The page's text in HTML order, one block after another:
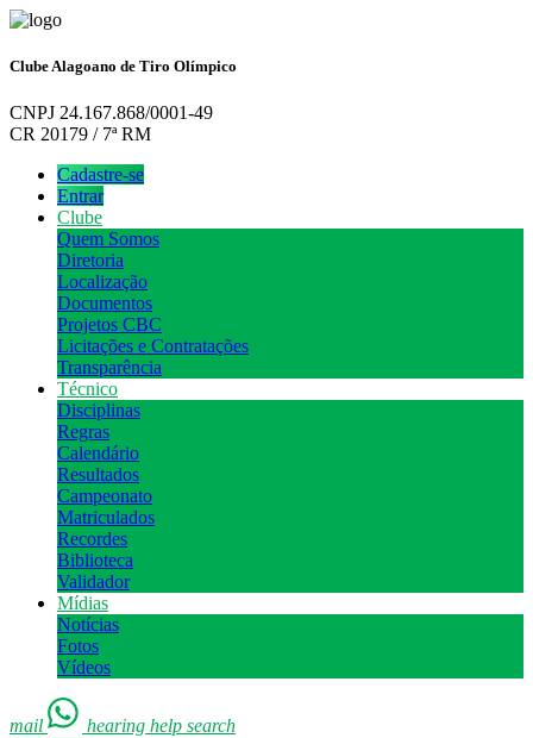
Clube Alagoano de Tiro Olímpico
CNPJ 24.167.868/0001-49
CR 20179 / 7ª RM
Cadastre-se
Entrar
Clube
Quem Somos
Diretoria
Localização
Documentos
Projetos CBC
Licitações e Contratações
Transparência
Técnico
Disciplinas
Regras
Calendário
Resultados
Campeonato
Matriculados
Recordes
Biblioteca
Validador
Mídias
Notícias
Fotos
Vídeos
mail hearing help search